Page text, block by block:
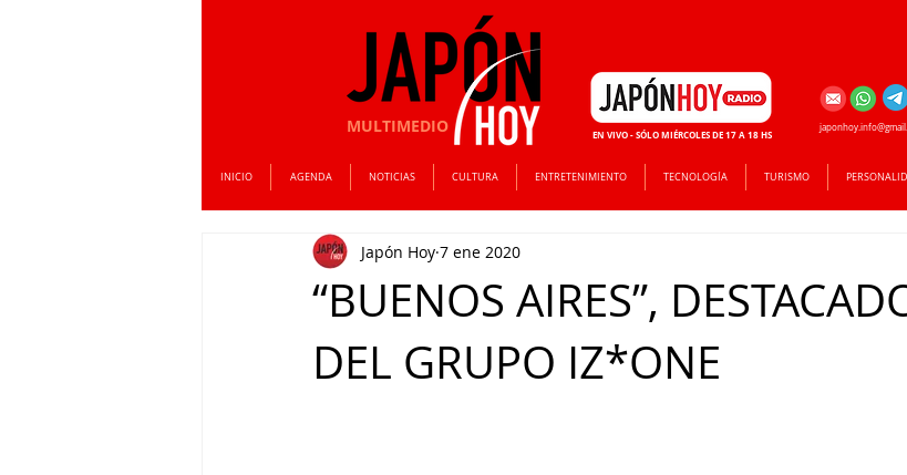
MULTIMEDIO
INICIO AGENDA NOTICIAS CULTURA ENTRETENIMIENTO TECNOLOGÍA TURISMO
EN VIVO - SÓLO MIÉRCOLES DE 17 A 18 HS
“BUENOS AIRES”,
DEL GRUPO IZ*ONE
Japón Hoy 7 ene 2020